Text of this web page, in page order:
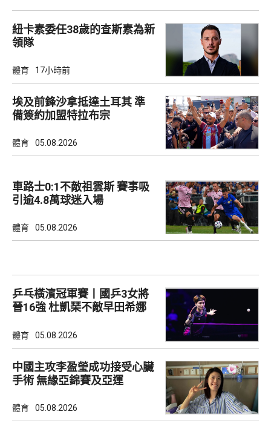
紐卡素委任38歲的查斯素為新
領隊
體育 17小時前
埃及前鋒沙拿抵達土耳其 準
備簽約加盟特拉布宗
體育 05.08.2026
車路士0:1不敵祖雲斯 賽事吸
引逾4.8萬球迷入場
體育 05.08.2026
乒乓橫濱冠軍賽丨國乒3女將
晉16強 杜凱琹不敵早田希娜
體育 05.08.2026
中國主攻李盈瑩成功接受心臟
手術 無緣亞錦賽及亞運
體育 05.08.2026